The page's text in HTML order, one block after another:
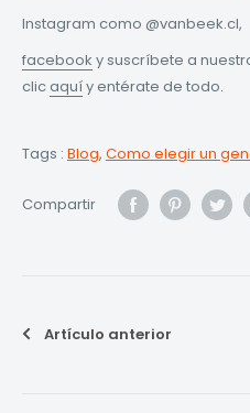
Instagram como @vanbeek.cl,
facebook y suscríbete a
clic aquíy entérate de todo.
Tags : Blog, Como elegir un
Compartir
Artículo anterior